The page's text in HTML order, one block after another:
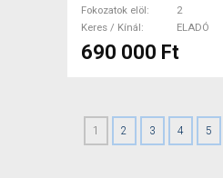
Fokozatok elöl
2
Keres / Kínál
ELADÓ
690 000 Ft
1 2 3 4 5